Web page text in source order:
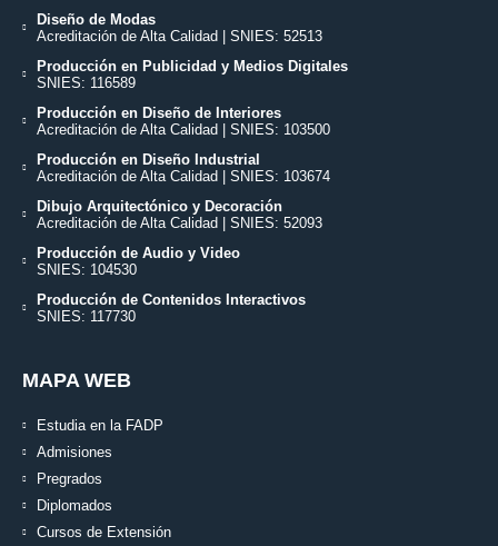
Diseño de Modas
Acreditación de Alta Calidad | SNIES: 52513
Producción en Publicidad y Medios Digitales
SNIES: 116589
Producción en Diseño de Interiores
Acreditación de Alta Calidad | SNIES: 103500
Producción en Diseño Industrial
Acreditación de Alta Calidad | SNIES: 103674
Dibujo Arquitectónico y Decoración
Acreditación de Alta Calidad | SNIES: 52093
Producción de Audio y Video
SNIES: 104530
Producción de Contenidos Interactivos
SNIES: 117730
MAPA WEB
Estudia en la FADP
Admisiones
Pregrados
Diplomados
Cursos de Extensión